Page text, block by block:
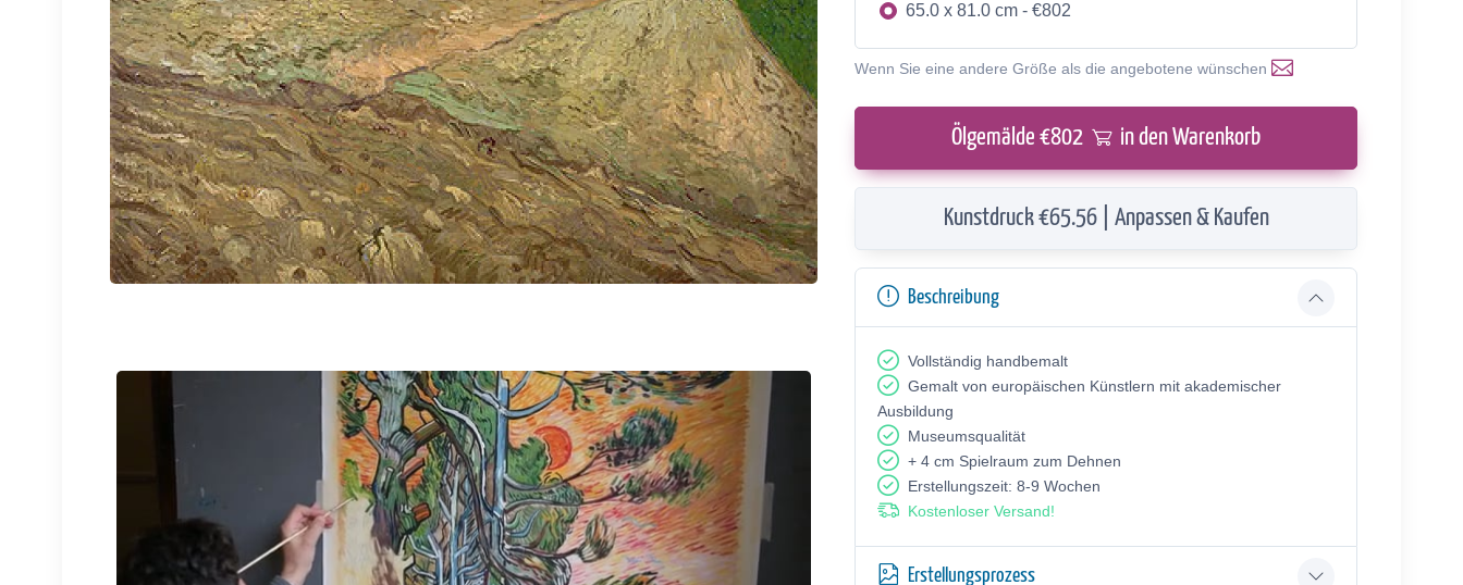
65.0 x 81.0 cm - €802
Wenn Sie eine andere Größe als die angebotene wünschen
Ölgemälde €802 in den Warenkorb
Kunstdruck €65.56 | Anpassen & Kaufen
Beschreibung
Vollständig handbemalt
Gemalt von europäischen Künstlern mit akademischer
Ausbildung
Museumsqualität
+ 4 cm Spielraum zum Dehnen
Erstellungszeit: 8-9 Wochen
Kostenloser Versand!
Erstellungsprozess